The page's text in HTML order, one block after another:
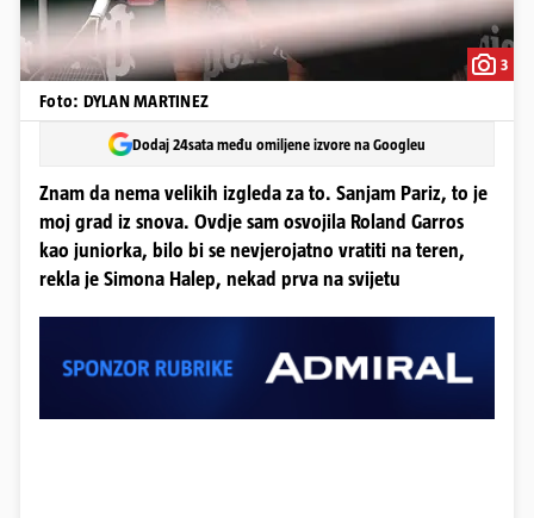
3
Foto: DYLAN MARTINEZ
Dodaj 24sata među omiljene izvore na Googleu
Znam da nema velikih izgleda za to. Sanjam Pariz, to je
moj grad iz snova. Ovdje sam osvojila Roland Garros
kao juniorka, bilo bi se nevjerojatno vratiti na teren,
rekla je Simona Halep, nekad prva na svijetu